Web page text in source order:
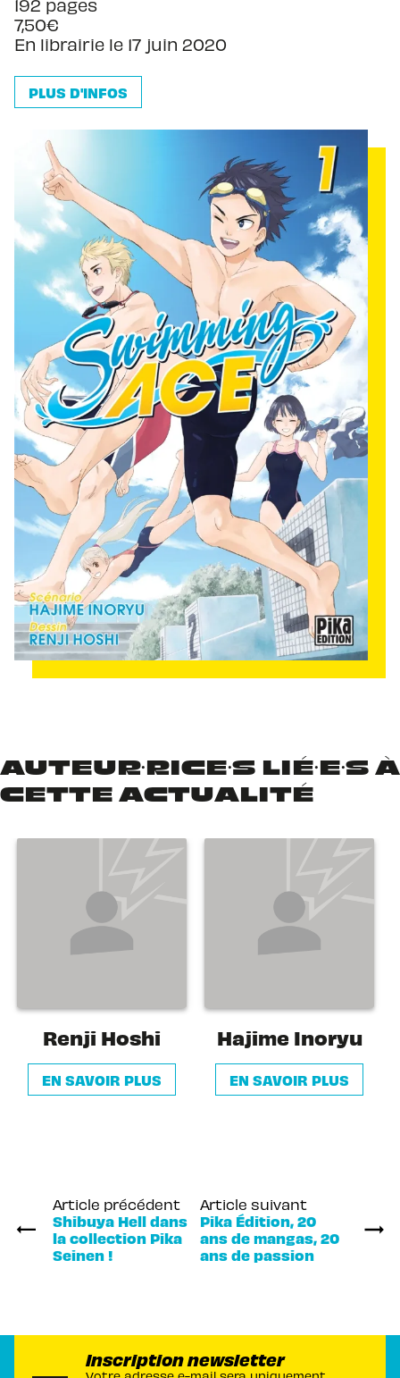
192 pages
7,50€
En librairie le 17 juin 2020
PLUS D'INFOS
AUTEUR·RICE·S LIÉ·E·S À
CETTE ACTUALITÉ
Renji Hoshi
EN SAVOIR PLUS
Hajime Inoryu
EN SAVOIR PLUS
Article précédent
Shibuya Hell dans
la collection Pika
Seinen !
Article suivant
Pika Édition, 20
ans de mangas, 20
ans de passion
Inscription newsletter